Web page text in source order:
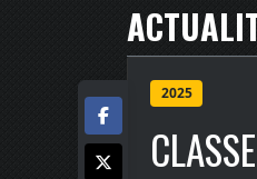
2025